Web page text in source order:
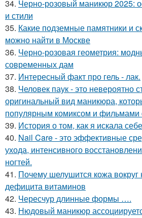
34. Черно-розовый маникюр 2025:
и стили
35. Какие подземные памятники и
можно найти в Москве
36. Черно-розовая геометрия:
современных дам
37. Интересный факт про гель - лак.
38. Человек паук - это невероятно
оригинальный вид маникюра,
популярным комиксом и фильмами
39. История о том, как я искала
40. Nail Care - это эффективные
ухода, интенсивного
ногтей.
41. Почему шелушится кожа вокруг
дефицита витаминов
42. Чересчур длинные формы ….
43. Нюдовый маникюр